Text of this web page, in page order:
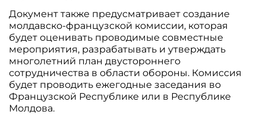
Документ также предусматривает создание
молдавско-французской комиссии, которая
будет оценивать проводимые совместные
мероприятия, разрабатывать и утверждать
многолетний план двустороннего
сотрудничества в области обороны. Комиссия
будет проводить ежегодные заседания во
Французской Республике или в Республике
Молдова.